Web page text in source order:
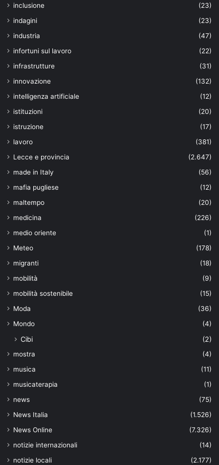
inclusione
(23)
indagini
(23)
industria
(47)
infortuni sul lavoro
(22)
infrastrutture
(31)
innovazione
(132)
intelligenza artificiale
(12)
istituzioni
(20)
istruzione
(17)
lavoro
(381)
Lecce e provincia
(2.647)
made in Italy
(56)
mafia pugliese
(12)
maltempo
(20)
medicina
(226)
medio oriente
(1)
Meteo
(178)
migranti
(18)
mobilità
(9)
mobilità sostenibile
(15)
Moda
(36)
Mondo
(4)
Cibi (2)
mostra
(4)
musica
(11)
musicaterapia
(1)
news
(75)
News Italia
(1.526)
News Online
(7.326)
notizie internazionali
(14)
notizie locali
(2.177)